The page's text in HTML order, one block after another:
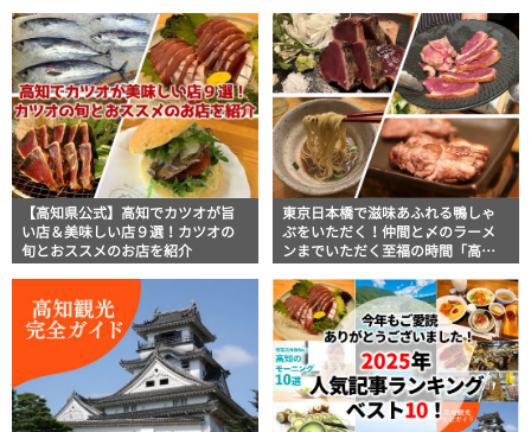
【高知県公式】高知でカツオが旨
い店＆美味しい店９選！カツオの
旬とおススメのお店を紹介
東京日本橋で滋味あふれる鴨しゃ
ぶをいただく！仲間と〆のラーメ
ンまでいただく至福の時間「高知
さんマッキー牧元の高知満腹日記
【高知家グルメPro】